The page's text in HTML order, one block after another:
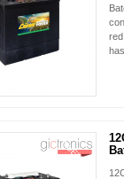
NUEVO